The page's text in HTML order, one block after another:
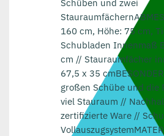
Schüben und zwei
160 cm, Höhe: 75 cm,
Schubladen Innenmaß
cm // Stauraumfächer
67,5 x 35
großen Schübe und die
viel Stauraum //
zertifizierte Ware //